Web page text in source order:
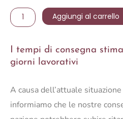
MOBILE
2A
L
quantità
Aggiungi al carrello
I tempi di consegna
giorni lavorativi
A causa dell’attuale
informiamo che le nostre